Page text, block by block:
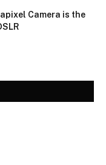
Camera is the